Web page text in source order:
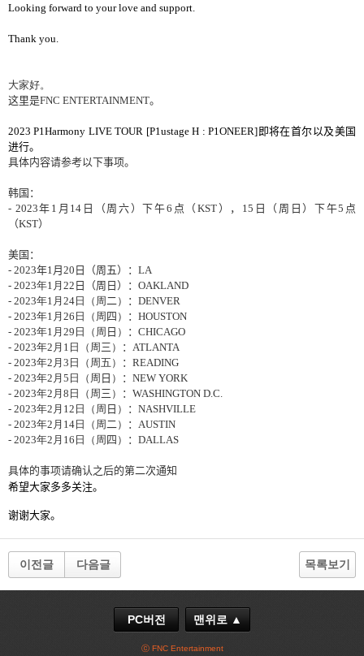
Looking forward to your love and support.
Thank you.
大家好。
这里是FNC ENTERTAINMENT。
2023 P1Harmony LIVE TOUR [P1ustage H : P1ONEER] 即将在首尔以及美国
进行。
具体内容请参考以下事项。
韩国：
- 2023年 1 月 14 日（周六）下午6 点（ KST）， 15 日（周日）下午5 点
（KST）
美国：
- 2023年1月 20 日（周五）： LA
- 2023年1 月 22 日（周日）： OAKLAND
- 2023年1 月 24 日（周二） ： DENVER
- 2023年1 月 26 日（周 四 ） ： HOUSTON
- 2023年1 月 29 日（周 日 ） ： CHICAGO
- 2023年2 月 1 日（周 三 ） ： ATLANTA
- 2023年2 月 3 日（周五） ： READING
- 2023年2 月 5 日（周 日 ） ： NEW YORK
- 2023年2 月 8 日（周 三 ） ： WASHINGTON D.C.
- 2023年2 月 12 日（周 日 ） ： NASHVILLE
- 2023年2 月 14 日（周二） ： AUSTIN
- 2023年2 月 16 日（周 四 ） ： DALLAS
具体的事项请确认之后的第二次通知
希望大家多多关注。
谢谢大家。
이전글 다음글 목록보기
PC버전 맨위로 ▲
ⓒ FNC Entertainment